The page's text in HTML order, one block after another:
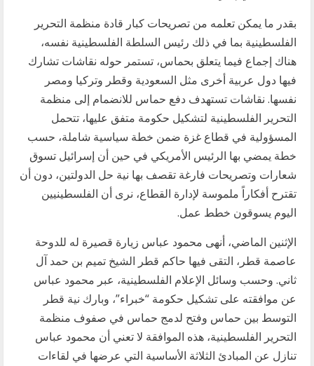
بقدر ما يمكن تعلمه من تصريحات كبار قادة منظمة التحرير
الفلسطينية بما في ذلك رئيس السلطة الفلسطينية نفسه،
هناك إجماع فيما يتعلق بحماس، تستمر حوله نقاشات تشارك
فيها دول عربية أخرى مثل السعودية وقطر وتركيا ومصر
نفسها. نقاشات تستهدف دفع حماس للانضمام إلى منظمة
التحرير الفلسطينية لتشكيل حكومة متفق عليها، تتحمل
المسؤولية في قطاع غزة ضمن خطة سياسية شاملة، حسب
خطة يمضي بها الرئيس الأمريكي في حين أن إسرائيل تسوق
شعارات وتصريحات فارغة تقصف بها نية حل الدولتين، دون أن
تقترح أفكاراً ملموسة لإدارة القطاع، نرى أن الفلسطينيين
اليوم يسوقون خطط عمل.
الإثنين الماضي، أنهى محمود عباس زيارة قصيرة له للدوحة
عاصمة قطر، التقى فيها حاكم قطر الشيخ تميم بن حمد آل
ثاني. وحسب وسائل الإعلام الفلسطينية، عبر محمود عباس
عن موافقته على تشكيل حكومة “خبراء”، وبارك نية قطر
التوسط بين حماس وفتح لدمج حماس في صفوف منظمة
التحرير الفلسطينية، هذه الموافقة لا تعني أن محمود عباس
تنازل عن المبادئ الثلاثة الأساسية التي عرضها في لقاءات